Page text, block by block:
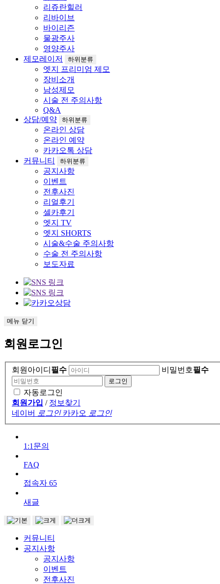
리쥬란힐러
리바이브
바이리즌
물광주사
영양주사
제모레이저
하위분류
엣지 프리미엄 제모
장비소개
남성제모
시술 전 주의사항
Q&A
상담/예약
하위분류
온라인 상담
온라인 예약
카카오톡 상담
커뮤니티
하위분류
공지사항
이벤트
전후사진
리얼후기
셀카후기
엣지 TV
엣지 SHORTS
시술&수술 주의사항
수술 전 주의사항
보도자료
메뉴 닫기
회원로그인
회원아이디 필수 비밀번호필수
자동로그인
회원가입 / 정보찾기
네이버
로그인 카카오 로그인
1:1문의
FAQ
접속자 65
새글
커뮤니티
공지사항
공지사항
이벤트
전후사진